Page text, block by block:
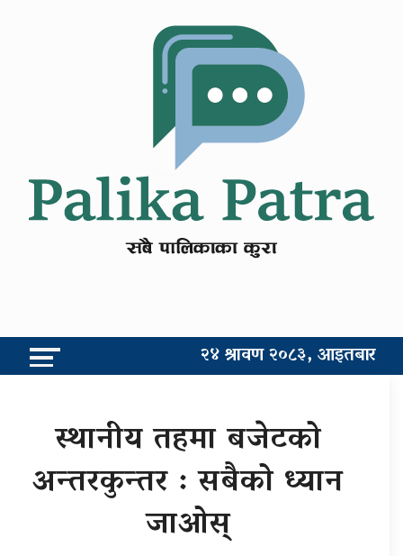
२४ श्रावण २०८३, आइतबार
स्थानीय तहमा बजेटको
अन्तरकुन्तर : सबैको ध्यान
जाओस्